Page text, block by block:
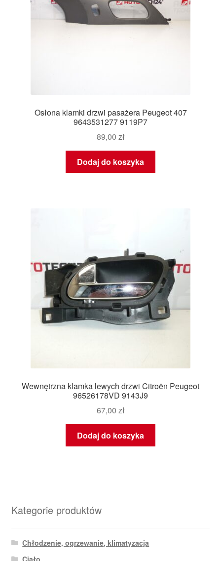
Osłona klamki drzwi pasażera Peugeot 407
9643531277 9119P7
89,00 zł
Dodaj do koszyka
Wewnętrzna klamka lewych drzwi Citroën Peugeot
96526178VD 9143J9
67,00 zł
Dodaj do koszyka
Kategorie produktów
Chłodzenie, ogrzewanie, klimatyzacja
Ciało